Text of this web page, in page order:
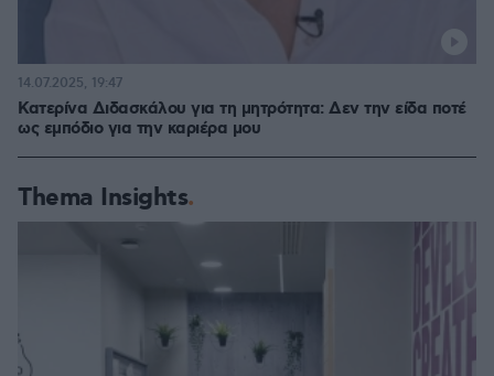
Κατερίνα Διδασκάλου για τη μητρότητα: Δεν την είδα ποτέ
ως εμπόδιο για την καριέρα μου
14.07.2025, 19:47
Thema Insights